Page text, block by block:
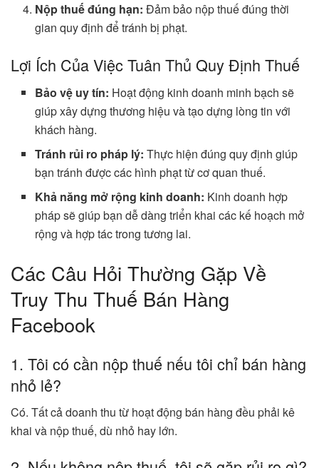
Nộp thuế đúng hạn: Đảm bảo nộp thuế đúng thời
gian quy định để tránh bị phạt.
Lợi Ích Của Việc Tuân Thủ Quy Định Thuế
Bảo vệ uy tín: Hoạt động kinh doanh minh bạch sẽ
giúp xây dựng thương hiệu và tạo dựng lòng tin với
khách hàng.
Tránh rủi ro pháp lý: Thực hiện đúng quy định giúp
bạn tránh được các hình phạt từ cơ quan thuế.
Khả năng mở rộng kinh doanh: Kinh doanh hợp
pháp sẽ giúp bạn dễ dàng triển khai các kế hoạch mở
rộng và hợp tác trong tương lai.
Các Câu Hỏi Thường Gặp Về
Truy Thu Thuế Bán Hàng
Facebook
1. Tôi có cần nộp thuế nếu tôi chỉ bán hàng
nhỏ lẻ?
Có. Tất cả doanh thu từ hoạt động bán hàng đều phải kê
khai và nộp thuế, dù nhỏ hay lớn.